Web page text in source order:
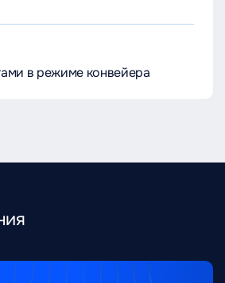
в режиме конвейера